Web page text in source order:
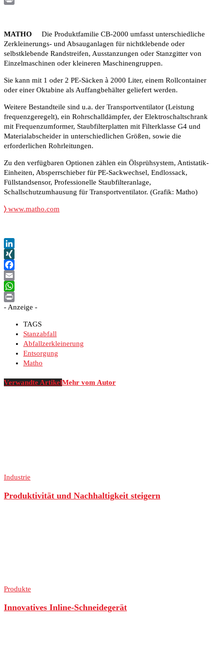
MATHO Die Produktfamilie CB-2000 umfasst unterschiedliche
Zerkleinerungs- und Absauganlagen für nichtklebende oder
selbstklebende Randstreifen, Ausstanzungen oder Stanzgitter von
Einzelmaschinen oder kleineren Maschinengruppen.
Sie kann mit 1 oder 2 PE-Säcken à 2000 Liter, einem Rollcontainer
oder einer Oktabine als Auffangbehälter geliefert werden.
Weitere Bestandteile sind u.a. der Transportventilator (Leistung
frequenzgeregelt), ein Rohrschalldämpfer, der Elektroschaltschrank
mit Frequenzumformer, Staubfilterplatten mit Filterklasse G4 und
Materialabscheider in unterschiedlichen Größen, sowie die
erforderlichen Rohrleitungen.
Zu den verfügbaren Optionen zählen ein Ölsprühsystem, Antistatik-
Einheiten, Absperrschieber für PE-Sackwechsel, Endlossack,
Füllstandsensor, Professionelle Staubfilteranlage,
Schallschutzumhausung für Transportventilator. (Grafik: Matho)
〉 www.matho.com
LinkedIn
XING
Facebook
Email
WhatsApp
Print
- Anzeige -
TAGS
Stanzabfall
Abfallzerkleinerung
Entsorgung
Matho
Verwandte ArtikelMehr vom Autor
Industrie
Produktivität und Nachhaltigkeit steigern
Produkte
Innovatives Inline-Schneidegerät